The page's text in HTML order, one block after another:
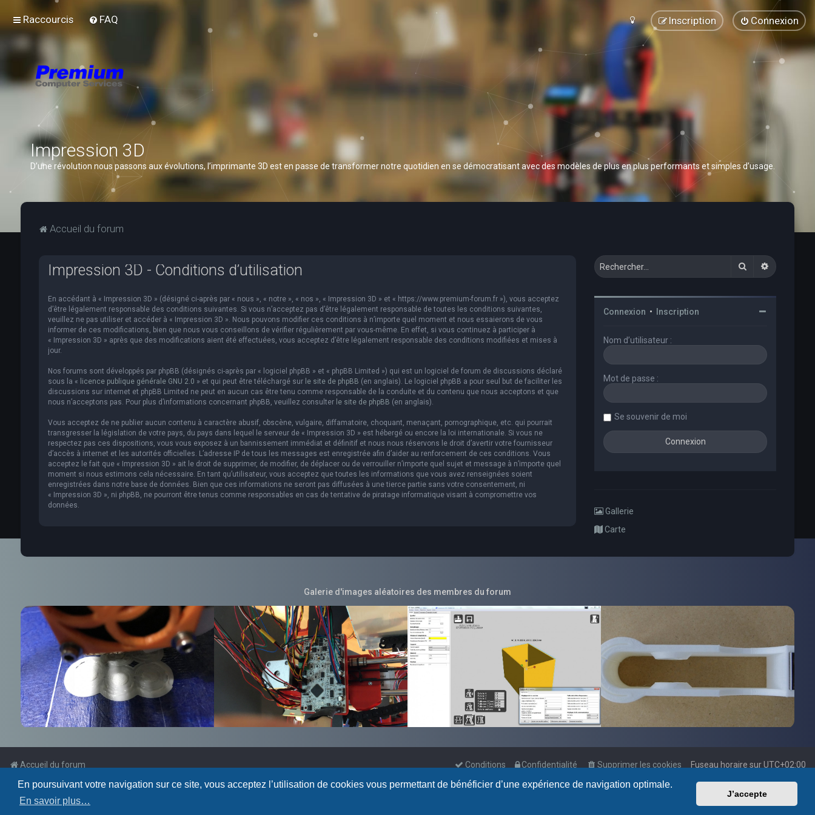
En poursuivant votre navigation sur ce site, vous acceptez l’utilisation de cookies vous permettant de bénéficier d’une expérience de navigation optimale.
En savoir plus…
J’accepte
Raccourcis FAQ Connexion
Inscription
Impression 3D
D’une révolution nous passons aux évolutions, l’imprimante 3D est en passe de transformer notre quotidien en se démocratisant avec des modèles de plus en plus performants et simples d’usage.
Accueil du forum
Impression 3D - Conditions d’utilisation
En accédant à « Impression 3D » (désigné ci-après par « nous », « notre », « nos », « Impression 3D » et « https://www.premium-forum.fr »), vous acceptez
d’être légalement responsable des conditions suivantes. Si vous n’acceptez pas d’être légalement responsable de toutes les conditions suivantes,
veuillez ne pas utiliser et accéder à « Impression 3D ». Nous pouvons modifier ces conditions à n’importe quel moment et nous essaierons de vous
informer de ces modifications, bien que nous vous conseillons de vérifier régulièrement par vous-même. En effet, si vous continuez à participer à
« Impression 3D » après que des modifications aient été effectuées, vous acceptez d’être légalement responsable des conditions modifiées et mises à
jour.
Nos forums sont développés par phpBB (désignés ci-après par « logiciel phpBB » et « phpBB Limited ») qui est un logiciel de forum de discussions déclaré
sous la « licence publique générale GNU 2.0 » et qui peut être téléchargé sur le site de phpBB (en anglais). Le logiciel phpBB a pour seul but de faciliter les
discussions sur internet et phpBB Limited ne peut en aucun cas être tenu comme responsable de la conduite et du contenu que nous acceptons et que
nous n’acceptons pas. Pour plus d’informations concernant phpBB, veuillez consulter le site de phpBB (en anglais).
Vous acceptez de ne publier aucun contenu à caractère abusif, obscène, vulgaire, diffamatoire, choquant, menaçant, pornographique, etc. qui pourrait
transgresser la législation de votre pays, du pays dans lequel le serveur de « Impression 3D » est hébergé ou encore la loi internationale. Si vous ne
respectez pas ces dispositions, vous vous exposez à un bannissement immédiat et définitif et nous nous réservons le droit d’avertir votre fournisseur
d’accès à internet et les autorités officielles. L’adresse IP de tous les messages est enregistrée afin d’aider au renforcement de ces conditions. Vous
acceptez le fait que « Impression 3D » ait le droit de supprimer, de modifier, de déplacer ou de verrouiller n’importe quel sujet et message à n’importe quel
moment si nous estimons cela nécessaire. En tant qu’utilisateur, vous acceptez que toutes les informations que vous avez renseignées soient
enregistrées dans notre base de données. Bien que ces informations ne seront pas diffusées à une tierce partie sans votre consentement, ni
« Impression 3D », ni phpBB, ne pourront être tenus comme responsables en cas de tentative de piratage informatique visant à compromettre vos
données.
Rechercher
Connexion • Inscription
Nom d’utilisateur :
Mot de passe :
Se souvenir de moi
Gallerie
Carte
Galerie d'images aléatoires des membres du forum
Accueil du forum Fuseau horaire surUTC+02:00
Supprimer les cookies
Confidentialité
Conditions
Powered by phpBB
Traduction française officielle